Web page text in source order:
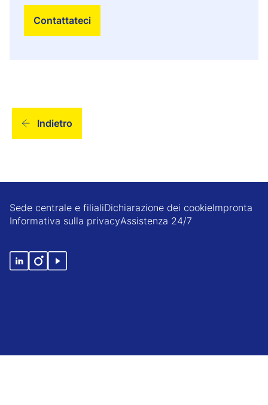
Contattateci
Indietro
Sede centrale e filialiDichiarazione dei cookieImpronta
Informativa sulla privacyAssistenza 24/7